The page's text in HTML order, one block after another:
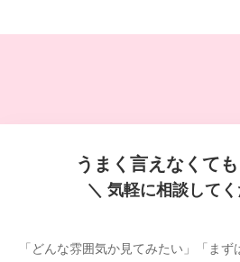
うまく言えなくても
＼ 気軽に相談して
「どんな雰囲気か見てみたい」「ま